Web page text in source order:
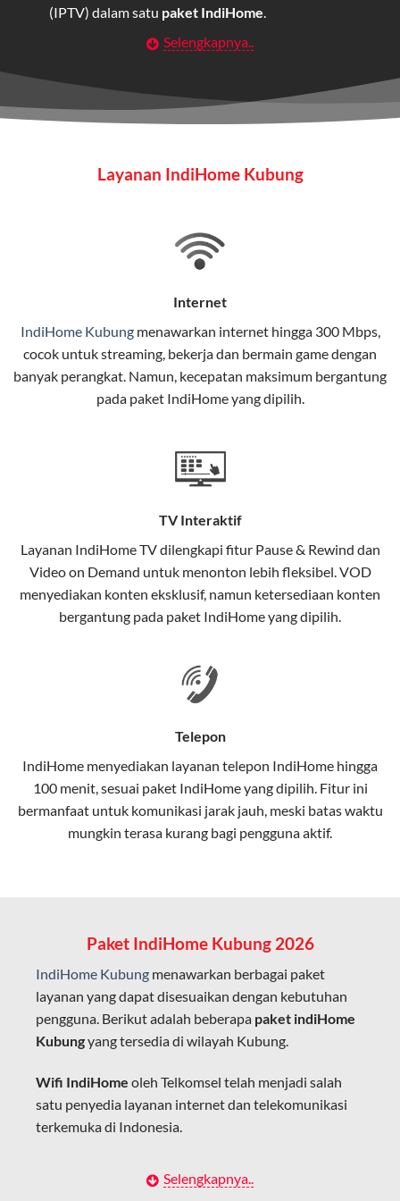
(IPTV) dalam satu paket IndiHome
Layanan Wifi Indihome ini dirancang untuk
maupun individu yang membutuhkan konektivitas dan
hiburan berkualitas tinggi.
pengguna rumah dan bisnis.
stabil, dan memiliki berbagai pilihan paket IndiHome
Selain internet, layanan IndiHome juga mencakup TV
interaktif (IndiHome TV) dan telepon rumah dalam
satu paket.
Teknologi di Balik WiFi IndiHome
Wifi IndiHome menggunakan teknologi Fiber To The
menggunakan kabel serat optik hingga ke rumah
pelanggan. Teknologi ini memiliki beberapa
keunggulan:
Kecepatan Tinggi
dibandingkan kabel tembaga atau DSL.
elektromagnetik, sehingga koneksi tetap lancar.
Latensi Rendah
Cocok untuk aktivitas yang membutuhkan koneksi
Mampu menangani banyak perangkat sekaligus tanpa
Dengan teknologi ini, IndiHome memberikan pengalaman
internet yang lebih baik bagi pengguna untuk bekerja,
belajar, dan hiburan di rumah.
layanan internet yang disediakan menggunakan jaringan
fiber optic dapat dikoneksikan melalui perangkat router
WiFi.
internet secara nirkabel (wireless) di rumah atau tempat
Selengkapnya..
Layanan IndiHome Kubung
Internet
IndiHome Kubungmenawarkan internethingga 300 Mbps,
cocok untuk streaming, bekerja dan bermain game dengan
banyak perangkat. Namun, kecepatan maksimum bergantung
pada paket IndiHome yang dipilih.
TV Interaktif
Layanan IndiHome TVdilengkapi fitur Pause & Rewind dan
Video on Demand untuk menonton lebih fleksibel. VOD
menyediakan konten eksklusif, namun ketersediaan konten
bergantung pada paket IndiHome yang dipilih.
Telepon
IndiHome menyediakan layanan telepon IndiHome hingga
100 menit, sesuai paket IndiHome yang dipilih. Fitur ini
bermanfaat untuk komunikasi jarak jauh, meski batas waktu
mungkin terasa kurang bagi pengguna aktif.
Paket IndiHome Kubung 2026
IndiHome Kubung menawarkan berbagai paket
layanan yang dapat disesuaikan dengan kebutuhan
pengguna. Berikut adalah beberapa paket indiHome
Kubungyang tersedia di wilayah Kubung.
Wifi IndiHome oleh Telkomsel telah menjadi salah
satu penyedia layanan internet dan telekomunikasi
terkemuka di Indonesia.
yang disesuaikan dengan kebutuhan pengguna,
Selengkapnya..